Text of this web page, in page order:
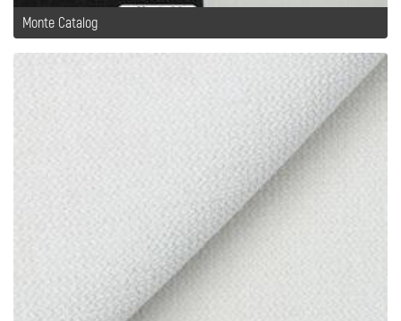
Monte Catalog